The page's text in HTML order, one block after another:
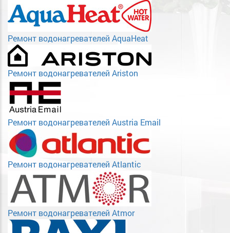
Ремонт водонагревателей AquaHeat
Ремонт водонагревателей Ariston
Ремонт водонагревателей Austria Email
Ремонт водонагревателей Atlantic
Ремонт водонагревателей Atmor